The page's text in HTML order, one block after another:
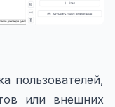
пользователей,
или внешних